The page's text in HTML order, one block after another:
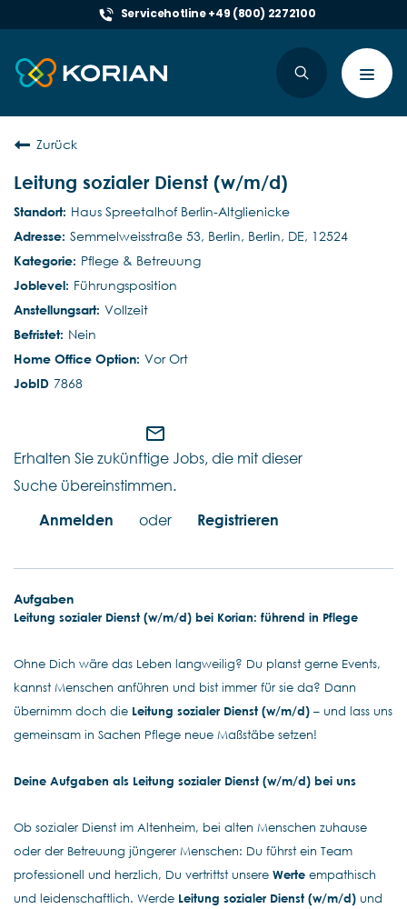
Servicehotline +49 (800) 2272100
Zurück
Leitung sozialer Dienst (w/m/d)
Haus Spreetalhof Berlin-Altglienicke
Semmelweisstraße 53, Berlin, Berlin, DE, 12524
Pflege & Betreuung
Führungsposition
Vollzeit
Nein
Vor Ort
7868
mail_outline
Erhalten Sie zukünftige Jobs, die mit dieser
Suche übereinstimmen.
Anmelden
oder Registrieren
Aufgaben
Leitung sozialer Dienst (w/m/d) bei Korian: führend in Pflege
Ohne Dich wäre das Leben langweilig? Du planst gerne Events,
kannst Menschen anführen und bist immer für sie da? Dann
übernimm doch die Leitung sozialer Dienst (w/m/d) – und lass uns
gemeinsam in Sachen Pflege neue Maßstäbe setzen!
Deine Aufgaben als Leitung sozialer Dienst (w/m/d) bei uns
Ob sozialer Dienst im Altenheim, bei alten Menschen zuhause
oder der Betreuung jüngerer Menschen: Du führst ein Team
professionell und herzlich, Du vertrittst unsere Werte empathisch
und leidenschaftlich. Werde Leitung sozialer Dienst (w/m/d) und